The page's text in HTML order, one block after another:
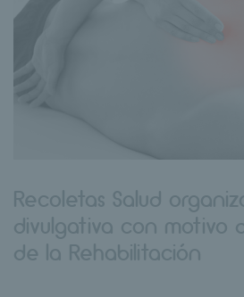
Recoletas Salud
divulgativa con motivo
de la Rehabilitación